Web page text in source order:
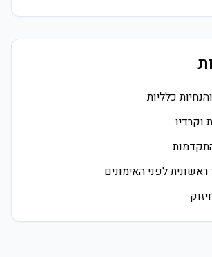
כלליות
וקרדיו
לפני האימונים